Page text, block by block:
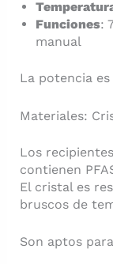
Funciones:
manual
La potencia
Materiales:
Los
contienen
El cristal es
bruscos de
Son aptos